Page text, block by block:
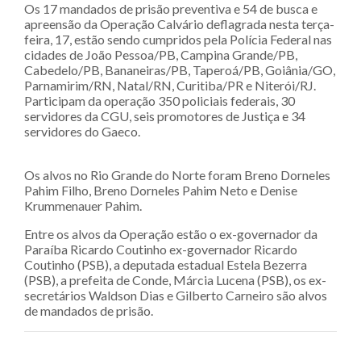
Os 17 mandados de prisão preventiva e 54 de busca e
apreensão da Operação Calvário deflagrada nesta terça-
feira, 17, estão sendo cumpridos pela Polícia Federal nas
cidades de João Pessoa/PB, Campina Grande/PB,
Cabedelo/PB, Bananeiras/PB, Taperoá/PB, Goiânia/GO,
Parnamirim/RN, Natal/RN, Curitiba/PR e Niterói/RJ.
Participam da operação 350 policiais federais, 30
servidores da CGU, seis promotores de Justiça e 34
servidores do Gaeco.
Os alvos no Rio Grande do Norte foram Breno Dorneles
Pahim Filho, Breno Dorneles Pahim Neto e Denise
Krummenauer Pahim.
Entre os alvos da Operação estão o ex-governador da
Paraíba Ricardo Coutinho ex-governador Ricardo
Coutinho (PSB), a deputada estadual Estela Bezerra
(PSB), a prefeita de Conde, Márcia Lucena (PSB), os ex-
secretários Waldson Dias e Gilberto Carneiro são alvos
de mandados de prisão.